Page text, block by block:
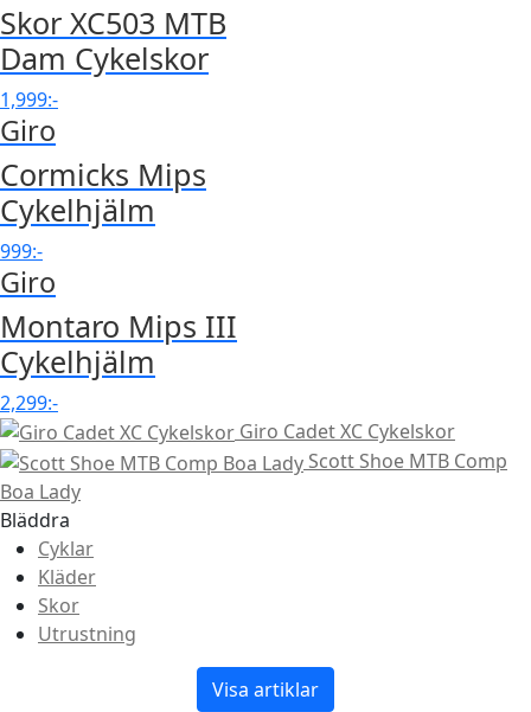
Skor XC503 MTB
Dam Cykelskor
1,999:-
Giro
Cormicks Mips
Cykelhjälm
999:-
Giro
Montaro Mips III
Cykelhjälm
2,299:-
Giro Cadet XC Cykelskor
Scott Shoe MTB Comp
Boa Lady
Bläddra
Cyklar
Kläder
Skor
Utrustning
Visa artiklar